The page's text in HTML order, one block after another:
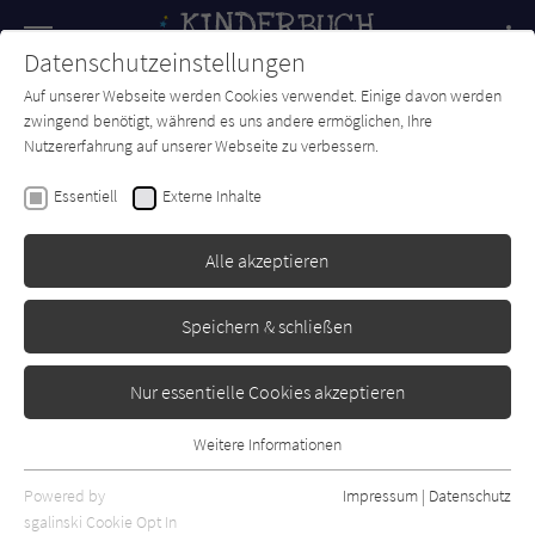
SUCHE Forum Charts Newsletter
Alice Hemming
Der Sonnendieb
Erschienen: Juni 2025 0
Datenschutzeinstellungen
Auf unserer Webseite werden Cookies verwendet. Einige davon werden
zwingend benötigt, während es uns andere ermöglichen, Ihre
Nutzererfahrung auf unserer Webseite zu verbessern.
Essentiell Externe Inhalte
Alle akzeptieren
Speichern & schließen
Nur essentielle Cookies akzeptieren
Essentielle Cookies werden für grundlegende Funktionen der
Webseite benötigt. Dadurch ist gewährleistet, dass die Webseite
Weitere Informationen
Powered by
sgalinski Cookie Opt In
Impressum | Datenschutz